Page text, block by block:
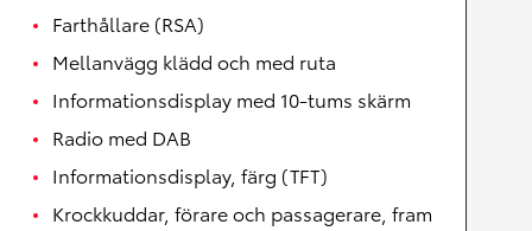
Farthållare (RSA)
Mellanvägg klädd och med ruta
Informationsdisplay med 10-tums skärm
Radio med DAB
Informationsdisplay, färg (TFT)
Krockkuddar, förare och passagerare, fram